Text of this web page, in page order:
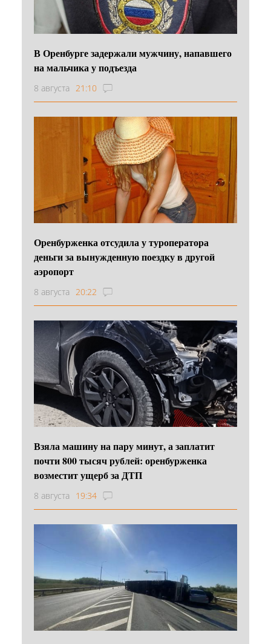
В Оренбурге задержали мужчину, напавшего
на мальчика у подъезда
8 августа 21:10
Оренбурженка отсудила у туроператора
деньги за вынужденную поездку в другой
аэропорт
8 августа 20:22
Взяла машину на пару минут, а заплатит
почти 800 тысяч рублей: оренбурженка
возместит ущерб за ДТП
8 августа 19:34